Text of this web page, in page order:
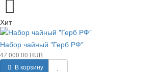
Хит
Набор чайный "Герб РФ"
47 000.00 RUB
В корзину